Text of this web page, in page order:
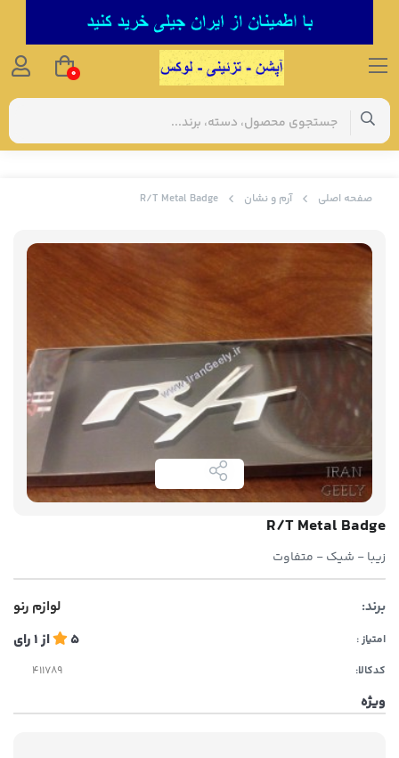
صفحه اصلی آرم و نشان R/T Metal Badge
R/T Metal Badge
زیبا - شیک - متفاوت
برند: لوازم رنو
امتیاز : 5 از1رای
کدکالا:
ویژه
0